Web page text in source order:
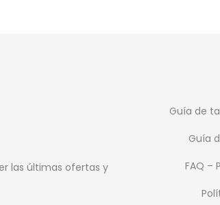
las últimas ofertas y
Guía de
Guía
FAQ –